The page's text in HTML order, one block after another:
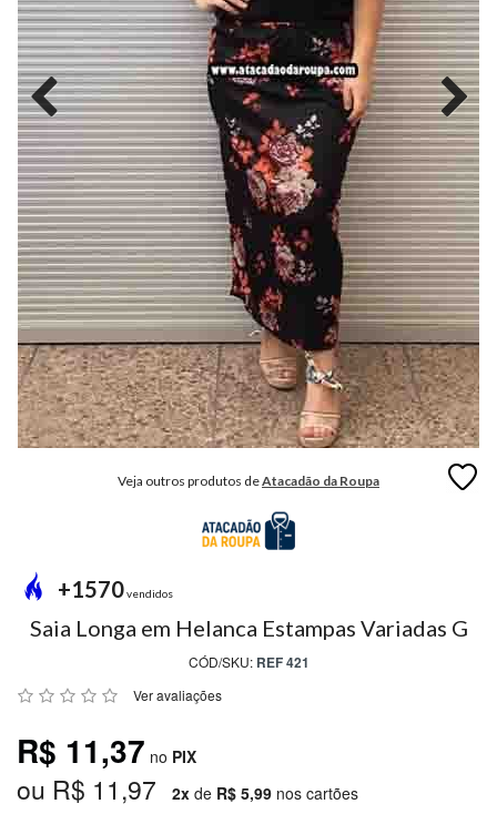
MODA
FITNESS
MODA
GRIFE
MODA
INFANTIL
MODA
INTIMA
MODA
INVERNO
MODA
MASCULINA
MODA
PLUS
PREÇO
ÚNICO
BLUSAS
PROMOÇÕES
MARCAS
Veja outros produtos deAtacadão da Roupa
+1570vendidos
Saia Longa em Helanca Estampas Variadas G
CÓD/SKU: REF 421
Ver avaliações
R$ 11,37 no PIX
ou R$ 11,97 2x de R$ 5,99 nos cartões